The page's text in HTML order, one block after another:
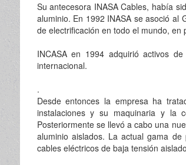
Su antecesora INASA Cables, había
aluminio. En 1992 INASA se asoció al
de electrificación en todo el mundo, en
INCASA en 1994 adquirió activos
internacional.
.
Desde entonces la empresa ha
instalaciones y su maquinaria y la
Posteriormente se llevó a cabo una
aluminio aislados. La actual gama
cables eléctricos de baja tensión